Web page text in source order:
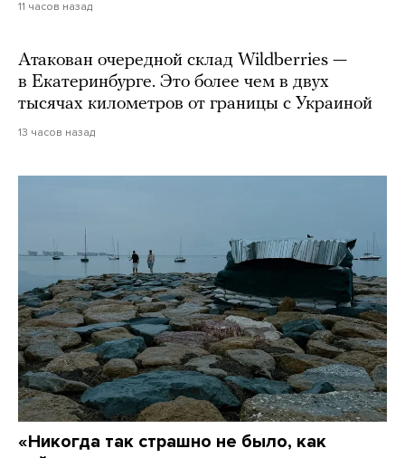
11 часов назад
Атакован очередной склад Wildberries —
в Екатеринбурге. Это более чем в двух
тысячах километров от границы с Украиной
13 часов назад
«Никогда так страшно не было, как